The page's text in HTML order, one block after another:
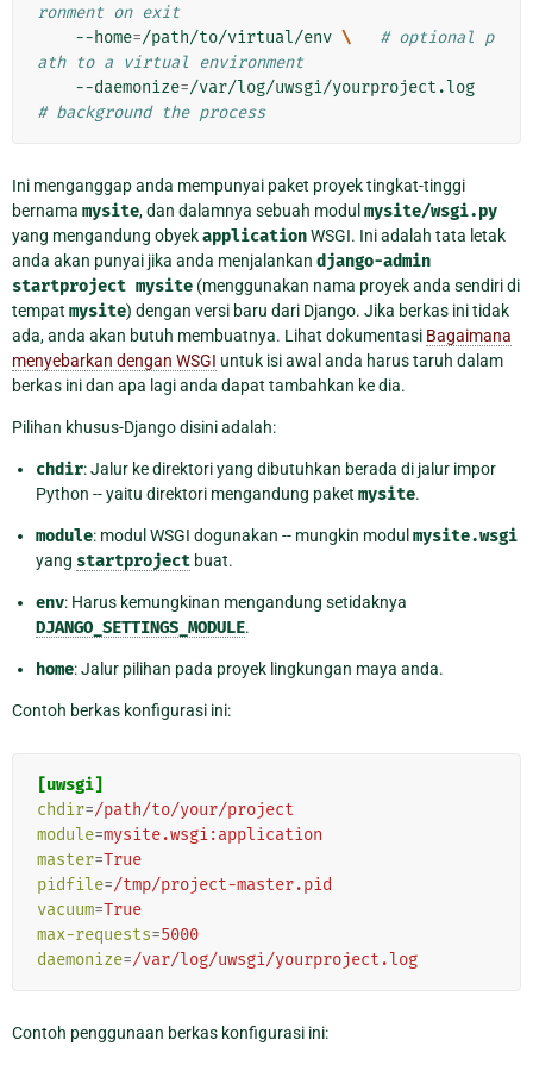
ronment on exit
--home=/path/to/virtual/env \
# optional p
ath to a virtual environment
--daemonize=/var/log/uwsgi/yourproject.log
# background the process
Ini menganggap anda mempunyai paket proyek tingkat-tinggi
bernama mysite, dan dalamnya sebuah modulmysite/wsgi.py
yang mengandung obyekapplicationWSGI. Ini adalah tata letak
anda akan punyai jika anda menjalankan django-admin
startproject mysite (menggunakan nama proyek anda sendiri di
tempat mysite) dengan versi baru dari Django. Jika berkas ini tidak
ada, anda akan butuh membuatnya. Lihat dokumentasi Bagaimana
menyebarkan dengan WSGI untuk isi awal anda harus taruh dalam
berkas ini dan apa lagi anda dapat tambahkan ke dia.
Pilihan khusus-Django disini adalah:
chdir: Jalur ke direktori yang dibutuhkan berada di jalur impor
Python -- yaitu direktori mengandung paket mysite.
module: modul WSGI dogunakan -- mungkin modulmysite.wsgi
yang startproject buat.
env: Harus kemungkinan mengandung setidaknya
DJANGO_SETTINGS_MODULE.
home: Jalur pilihan pada proyek lingkungan maya anda.
Contoh berkas konfigurasi ini:
[uwsgi]
chdir=/path/to/your/project
module=mysite.wsgi:application
master=True
pidfile=/tmp/project-master.pid
vacuum=True
max-requests=5000
daemonize=/var/log/uwsgi/yourproject.log
Contoh penggunaan berkas konfigurasi ini: